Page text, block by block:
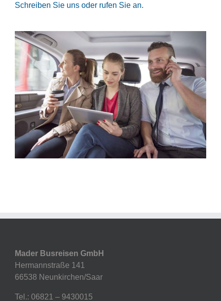
Schreiben Sie uns oder rufen Sie an.
Mader Busreisen GmbH
Hermannstraße 141
66538 Neunkirchen/Saar
Tel.: 06821 – 9430015